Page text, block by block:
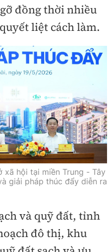
đồng thời nhiều
liệt cách làm.
hội tại miền Trung - Tây
giải pháp thúc đẩy diễn ra
và quỹ đất, tỉnh
đô thị, khu